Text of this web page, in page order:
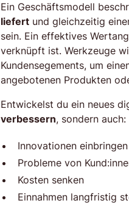
Ein Geschäftsmodell
liefert und gleichzeitig
sein. Ein effektives
verknüpft ist. Werkzeuge
Kundensegements, um
angebotenen Produkten
Entwickelst du ein neues
verbessern, sondern auch:
Innovationen einbringen
Probleme von
Kosten senken
Einnahmen langfristig